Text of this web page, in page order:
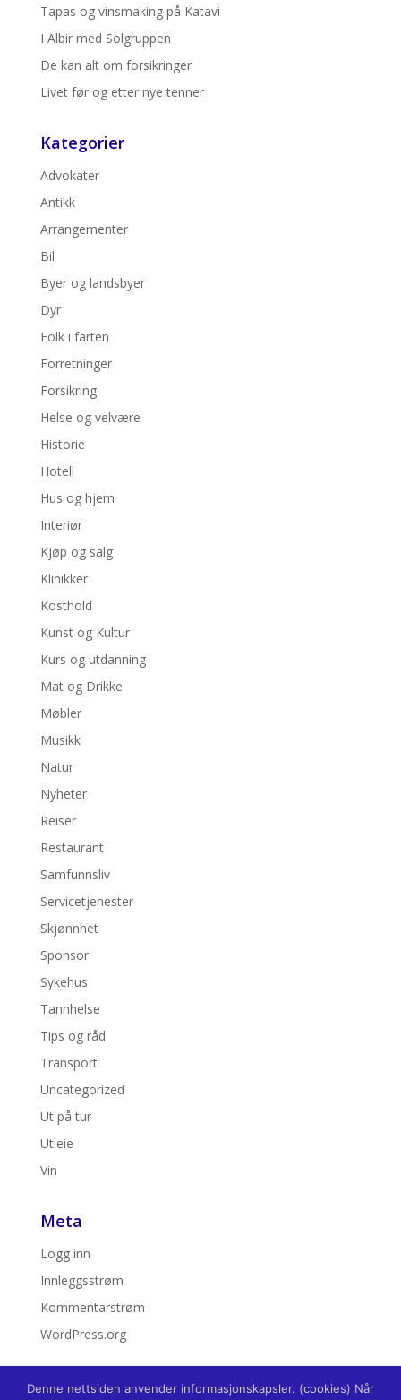
Tapas og vinsmaking på Katavi
I Albir med Solgruppen
De kan alt om forsikringer
Livet før og etter nye tenner
Kategorier
Advokater
Antikk
Arrangementer
Bil
Byer og landsbyer
Dyr
Folk i farten
Forretninger
Forsikring
Helse og velvære
Historie
Hotell
Hus og hjem
Interiør
Kjøp og salg
Klinikker
Kosthold
Kunst og Kultur
Kurs og utdanning
Mat og Drikke
Møbler
Musikk
Natur
Nyheter
Reiser
Restaurant
Samfunnsliv
Servicetjenester
Skjønnhet
Sponsor
Sykehus
Tannhelse
Tips og råd
Transport
Uncategorized
Ut på tur
Utleie
Vin
Meta
Logg inn
Innleggsstrøm
Kommentarstrøm
WordPress.org
Denne nettsiden anvender informasjonskapsler. (cookies) Når